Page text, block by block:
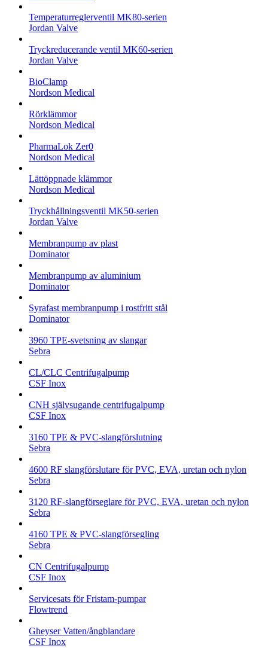
Temperaturreglerventil MK80-serien
Jordan Valve
Tryckreducerande ventil MK60-serien
Jordan Valve
BioClamp
Nordson Medical
Rörklämmor
Nordson Medical
PharmaLok Zer0
Nordson Medical
Lättöppnade klämmor
Nordson Medical
Tryckhållningsventil MK50-serien
Jordan Valve
Membranpump av plast
Dominator
Membranpump av aluminium
Dominator
Syrafast membranpump i rostfritt stål
Dominator
3960 TPE-svetsning av slangar
Sebra
CL/CLC Centrifugalpump
CSF Inox
CNH självsugande centrifugalpump
CSF Inox
3160 TPE & PVC-slangförslutning
Sebra
4600 RF slangförslutare för PVC, EVA, uretan och nylon
Sebra
3120 RF-slangförseglare för PVC, EVA, uretan och nylon
Sebra
4160 TPE & PVC-slangförsegling
Sebra
CN Centrifugalpump
CSF Inox
Servicesats för Fristam-pumpar
Flowtrend
Gheyser Vatten/ångblandare
CSF Inox